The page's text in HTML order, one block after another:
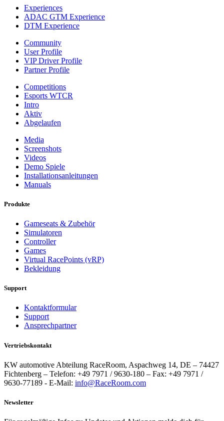
Experiences
ADAC GTM Experience
DTM Experience
Community
User Profile
VIP Driver Profile
Partner Profile
Competitions
Esports WTCR
Intro
Aktiv
Abgelaufen
Media
Screenshots
Videos
Demo Spiele
Installationsanleitungen
Manuals
Produkte
Gameseats & Zubehör
Simulatoren
Controller
Games
Virtual RacePoints (vRP)
Bekleidung
Support
Kontaktformular
Support
Ansprechpartner
Vertriebskontakt
KW automotive Abteilung RaceRoom, Aspachweg 14, DE – 74427
Fichtenberg – Telefon: +49 7971 / 9630-180 – Fax: +49 7971 /
9630-77189 - E-Mail: info@RaceRoom.com
Newsletter